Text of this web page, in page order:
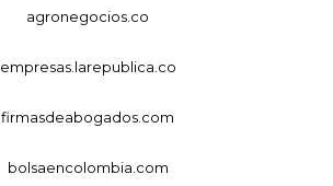
agronegocios.co
empresas.larepublica.co
firmasdeabogados.com
bolsaencolombia.com